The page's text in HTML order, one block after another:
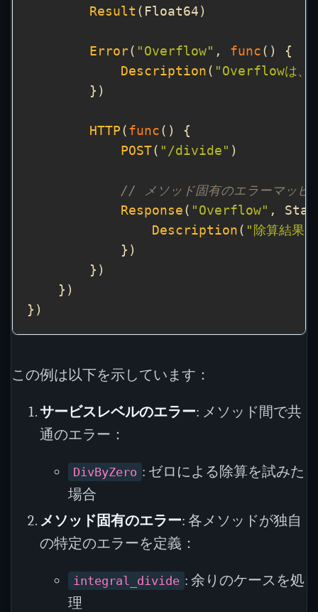
Result
Error( "Overflow" , func
Description ( "Overflowは、
HTTP ( func
POST( "/divide"
// メソッド固有のエラーマッピ
Response ( "Overflow" ,
Description ( "除算結果
この例は以下を示しています：
サービスレベルのエラー: メソッド間で共
通のエラー：
DivByZero : ゼロによる除算を試みた
場合
メソッド固有のエラー: 各メソッドが独自
の特定のエラーを定義：
integral_divide : 余りのケースを処
理